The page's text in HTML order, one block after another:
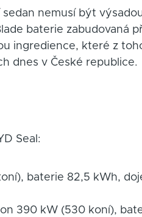
nemusí být
baterie zabudovaná
ingredience, které z
dnes v České republice.
Seal:
baterie 82,5 kWh,
390 kW (530 koní),